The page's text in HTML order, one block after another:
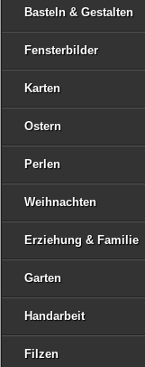
Basteln & Gestalten
Fensterbilder
Karten
Ostern
Perlen
Weihnachten
Erziehung & Familie
Garten
Handarbeit
Filzen